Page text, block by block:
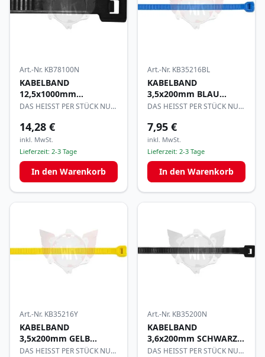
Art.-Nr. KB78100N
KABELBAND
12,5x1000mm
SCHWARZ per10
DAS HEISST PER STÜCK NUR
14,28 €
inkl. MwSt.
Lieferzeit: 2-3 Tage
In den Warenkorb
Art.-Nr. KB35216BL
KABELBAND
3,5x200mm BLAU
per100
DAS HEISST PER STÜCK NUR
7,95 €
inkl. MwSt.
Lieferzeit: 2-3 Tage
In den Warenkorb
Art.-Nr. KB35216Y
KABELBAND
3,5x200mm GELB
per100
DAS HEISST PER STÜCK NUR
Art.-Nr. KB35200N
KABELBAND
3,6x200mm SCHWARZ
per100
DAS HEISST PER STÜCK NUR